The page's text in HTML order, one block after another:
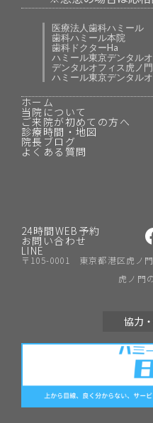
医療法人歯科ハミール
歯科ハミール本院
歯科ドクターHa
ハミール東京デンタル
デンタルオフィス虎ノ門
ハミール東京デンタル
ホーム
当院について
ご来院が初めての方へ
診療時間・地図
院長ブログ
よくある質問
24時間WEB予約
お問い合わせ
LINE
〒105-0001 東京都港区虎ノ
虎ノ門
協力